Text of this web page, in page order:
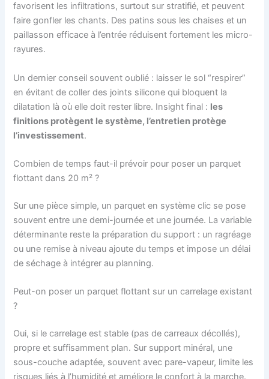
favorisent les infiltrations, surtout sur stratifié, et peuvent
faire gonfler les chants. Des patins sous les chaises et un
paillasson efficace à l’entrée réduisent fortement les micro-
rayures.
Un dernier conseil souvent oublié : laisser le sol “respirer”
en évitant de coller des joints silicone qui bloquent la
dilatation là où elle doit rester libre. Insight final : les
finitions protègent le système, l’entretien protège
l’investissement.
Combien de temps faut-il prévoir pour poser un parquet
flottant dans 20 m² ?
Sur une pièce simple, un parquet en système clic se pose
souvent entre une demi-journée et une journée. La variable
déterminante reste la préparation du support : un ragréage
ou une remise à niveau ajoute du temps et impose un délai
de séchage à intégrer au planning.
Peut-on poser un parquet flottant sur un carrelage existant
?
Oui, si le carrelage est stable (pas de carreaux décollés),
propre et suffisamment plan. Sur support minéral, une
sous-couche adaptée, souvent avec pare-vapeur, limite les
risques liés à l’humidité et améliore le confort à la marche.